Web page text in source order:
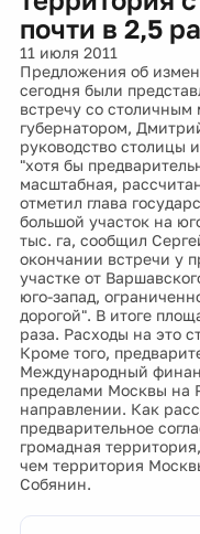
почти в 2,5
11 июля 2011
Предложения об
сегодня были
встречу со
губернатором,
руководство столицы
"хотя бы
масштабная,
отметил глава
большой участок на
тыс. га, сообщил
окончании встречи у
участке от
юго-запад,
дорогой". В итоге
раза. Расходы на это
Кроме того,
Международный
пределами Москвы на
направлении. Как
предварительное
громадная
чем территория
Собянин.